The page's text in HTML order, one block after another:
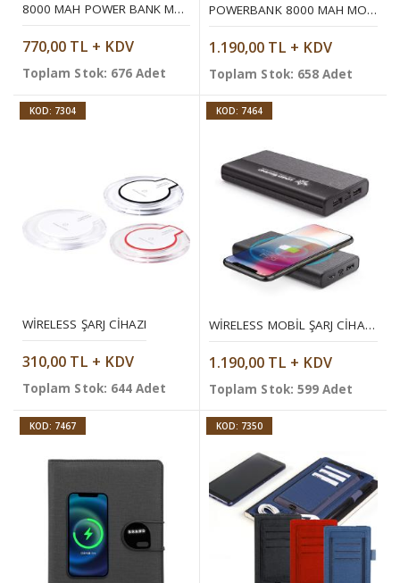
8000 MAH POWER BANK MOBIL ŞARJ CIHAZI
770,00 TL + KDV
Toplam Stok: 676 Adet
POWERBANK 8000 MAH MOBIL ŞARJ CIHAZI
1.190,00 TL + KDV
Toplam Stok: 658 Adet
KOD: 7304
WIRELESS ŞARJ CIHAZI
310,00 TL + KDV
Toplam Stok: 644 Adet
KOD: 7464
WIRELESS MOBIL ŞARJ CIHAZI 10000 MAH
1.190,00 TL + KDV
Toplam Stok: 599 Adet
KOD: 7467 KOD: 7350